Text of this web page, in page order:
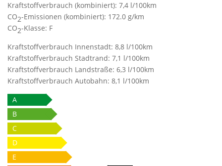
Kraftstoffverbrauch (kombiniert): 7,4 l/100km
CO2-Emissionen (kombiniert): 172.0 g/km
CO2-Klasse: F
Kraftstoffverbrauch Innenstadt: 8,8 l/100km
Kraftstoffverbrauch Stadtrand: 7,1 l/100km
Kraftstoffverbrauch Landstraße: 6,3 l/100km
Kraftstoffverbrauch Autobahn: 8,1 l/100km
A
B
C
D
E